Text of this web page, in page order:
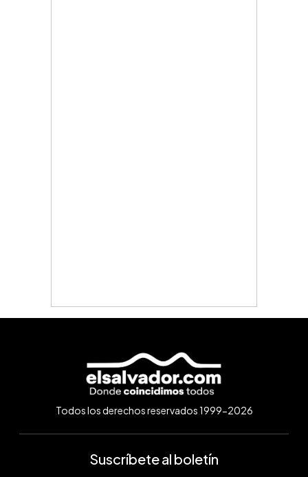
Todos los derechos reservados 1999-2026
Suscríbete al boletín